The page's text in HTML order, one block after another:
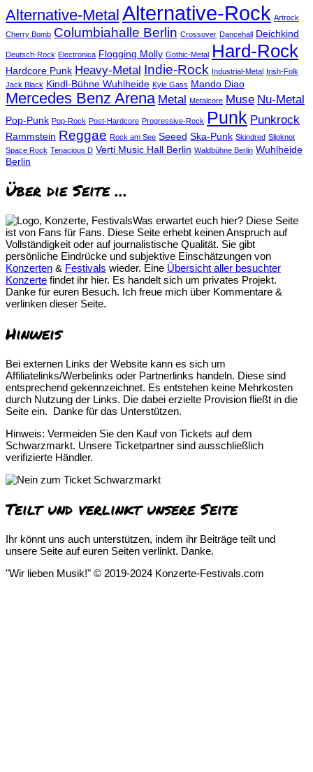
Alternative-Metal Alternative-Rock Artrock
Cherry Bomb Columbiahalle Berlin Crossover Dancehall Deichkind
Deutsch-Rock Electronica Flogging Molly Gothic-Metal Hard-Rock
Hardcore Punk Heavy-Metal Indie-Rock Industrial-Metal Irish-Folk
Jack Black Kindl-Bühne Wuhlheide Kyle Gass Mando Diao
Mercedes Benz Arena Metal Metalcore Muse Nu-Metal
Pop-Punk Pop-Rock Post-Hardcore Progressive-Rock Punk Punkrock
Rammstein Reggae Rock am See Seeed Ska-Punk Skindred Slipknot
Space Rock Tenacious D Verti Music Hall Berlin Waldbühne Berlin Wuhlheide
Berlin
Über die Seite …
Was erwartet euch hier? Diese Seite
ist von Fans für Fans. Diese Seite erhebt keinen Anspruch auf
Vollständigkeit oder auf journalistische Qualität. Sie gibt
persönliche Eindrücke und subjektive Einschätzungen von
Konzerten & Festivals wieder. Eine Übersicht aller besuchter
Konzerte findet ihr hier. Es handelt sich um privates Projekt.
Danke für euren Besuch. Ich freue mich über Kommentare &
verlinken dieser Seite.
Hinweis
Bei externen Links der Website kann es sich um
Affiliatelinks/Werbelinks oder Partnerlinks handeln. Diese sind
entsprechend gekennzeichnet. Es entstehen keine Mehrkosten
durch Nutzung der Links. Die dabei erzielte Provision fließt in die
Seite ein. Danke für das Unterstützen.
Hinweis: Vermeiden Sie den Kauf von Tickets auf dem
Schwarzmarkt. Unsere Ticketpartner sind ausschließlich
verifizierte Händler.
Teilt und verlinkt unsere Seite
Ihr könnt uns auch unterstützen, indem ihr Beiträge teilt und
unsere Seite auf euren Seiten verlinkt. Danke.
"Wir lieben Musik!" © 2019-2024 Konzerte-Festivals.com